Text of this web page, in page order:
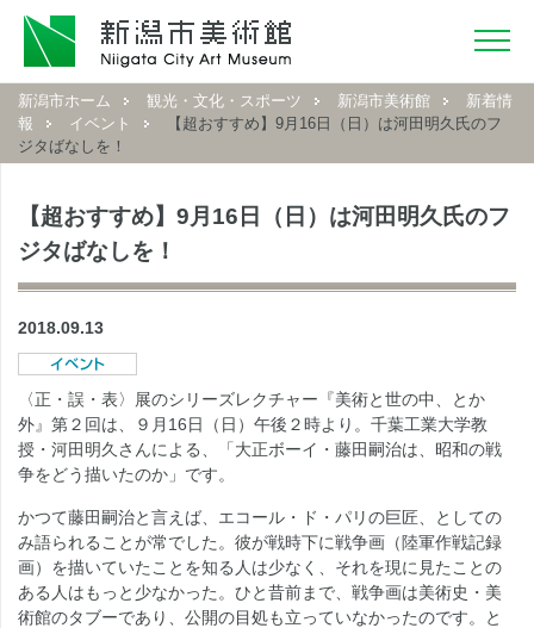
新潟市ホーム 観光・文化・スポーツ 新潟市美術館
新着情
報
イベント
【超おすすめ】9月16日（日）は河田明久氏のフ
ジタばなしを！
【超おすすめ】9月16日（日）は河田明久氏のフ
ジタばなしを！
2018.09.13
〈正・誤・表〉展のシリーズレクチャー『美術と世の中、とか
外』第２回は、９月16日（日）午後２時より。千葉工業大学教
授・河田明久さんによる、「大正ボーイ・藤田嗣治は、昭和の戦
争をどう描いたのか」です。
かつて藤田嗣治と言えば、エコール・ド・パリの巨匠、としての
み語られることが常でした。彼が戦時下に戦争画（陸軍作戦記録
画）を描いていたことを知る人は少なく、それを現に見たことの
ある人はもっと少なかった。ひと昔前まで、戦争画は美術史・美
術館のタブーであり、公開の目処も立っていなかったのです。と